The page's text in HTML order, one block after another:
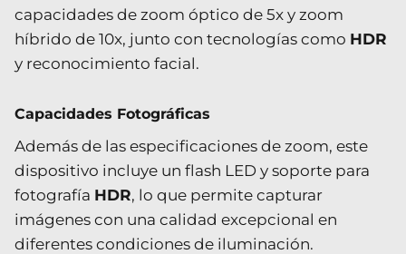
capacidades de zoom óptico de 5x y zoom
híbrido de 10x, junto con tecnologías como HDR
y reconocimiento facial.
Capacidades Fotográficas
Además de las especificaciones de zoom, este
dispositivo incluye un flash LED y soporte para
fotografía HDR, lo que permite capturar
imágenes con una calidad excepcional en
diferentes condiciones de iluminación.